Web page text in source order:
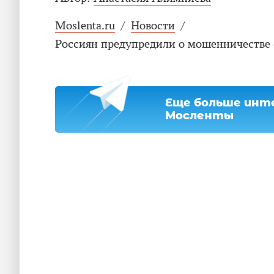
Moslenta.ru / Новости /
Россиян предупредили о
Еще больше
Мосленты